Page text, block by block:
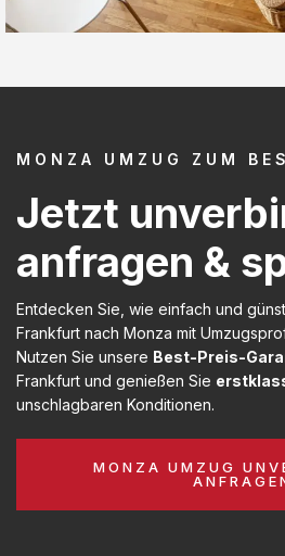
MONZA UMZUG ZUM
Jetzt
anfragen &
Entdecken Sie, wie einfach und
Frankfurt nach Monza mit
Nutzen Sie unsere Best-Preis-
Frankfurt und genießen Sie
unschlagbaren Konditionen.
MONZA UMZUG